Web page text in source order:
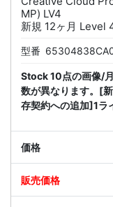
MP) LV4
新規 12ヶ月 Level
型番
Stock 10点の画像/
数が異なります。[
存契約への追加]1ラ